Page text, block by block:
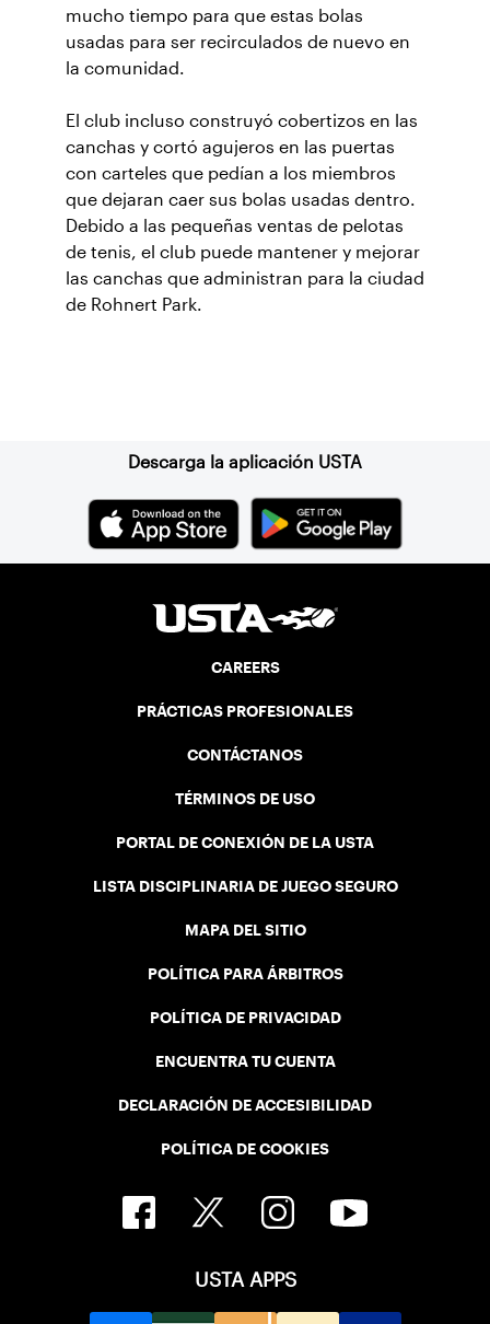
mucho tiempo para que estas bolas
usadas para ser recirculados de nuevo en
la comunidad.
El club incluso construyó cobertizos en las
canchas y cortó agujeros en las puertas
con carteles que pedían a los miembros
que dejaran caer sus bolas usadas dentro.
Debido a las pequeñas ventas de pelotas
de tenis, el club puede mantener y mejorar
las canchas que administran para la ciudad
de Rohnert Park.
Descarga la aplicación USTA
CAREERS
PRÁCTICAS PROFESIONALES
CONTÁCTANOS
TÉRMINOS DE USO
PORTAL DE CONEXIÓN DE LA USTA
LISTA DISCIPLINARIA DE JUEGO SEGURO
MAPA DEL SITIO
POLÍTICA PARA ÁRBITROS
POLÍTICA DE PRIVACIDAD
ENCUENTRA TU CUENTA
DECLARACIÓN DE ACCESIBILIDAD
POLÍTICA DE COOKIES
USTA APPS